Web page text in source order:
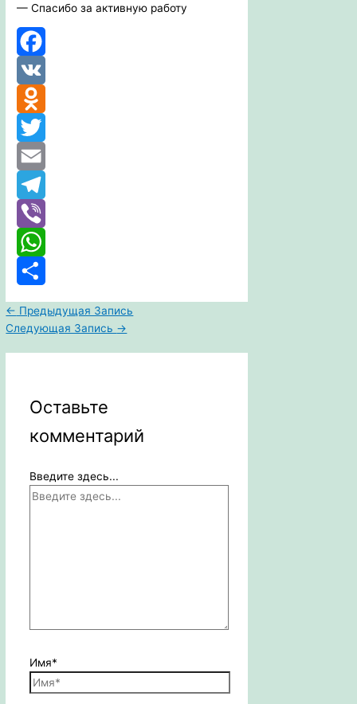
— Спасибо за активную работу
Facebook
VK
Odnoklassniki
Twitter
Email
Telegram
Viber
WhatsApp
Отправить
← Предыдущая Запись
Следующая Запись →
Оставьте
комментарий
Введите здесь...
Имя*